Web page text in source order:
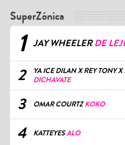
SuperZónica
1 JAY WHEELERDE
2
YA ICE DILAN X REY TONY
DICHAVATE
3 OMAR COURTZKOKO
4 KATTEYESALO